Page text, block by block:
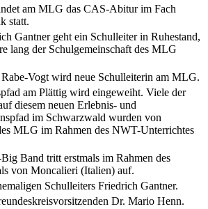
am MLG das CAS-Abitur im Fach
statt.
Gantner geht ein Schulleiter in Ruhestand,
lang der Schulgemeinschaft des MLG
Vogt wird neue Schulleiterin am MLG.
am Plättig wird eingeweiht. Viele der
diesem neuen Erlebnis- und
im Schwarzwald wurden von
MLG im Rahmen des NWT-Unterrichtes
Band tritt erstmals im Rahmen des
von Moncalieri (Italien) auf.
Schulleiters Friedrich Gantner.
Dr. Mario Henn.